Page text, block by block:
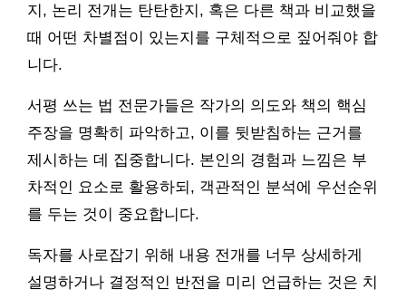
지, 논리 전개는 탄탄한지, 혹은 다른 책과 비교했을
때 어떤 차별점이 있는지를 구체적으로 짚어줘야 합
니다.
서평 쓰는 법 전문가들은 작가의 의도와 책의 핵심
주장을 명확히 파악하고, 이를 뒷받침하는 근거를
제시하는 데 집중합니다. 본인의 경험과 느낌은 부
차적인 요소로 활용하되, 객관적인 분석에 우선순위
를 두는 것이 중요합니다.
독자를 사로잡기 위해 내용 전개를 너무 상세하게
설명하거나 결정적인 반전을 미리 언급하는 것은 치